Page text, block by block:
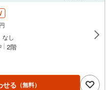
なし
2 2階
せる （無料）